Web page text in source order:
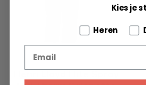
Kies je
Tell us about
Heren